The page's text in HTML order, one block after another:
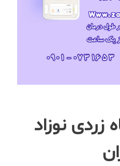
زردی نوزاد